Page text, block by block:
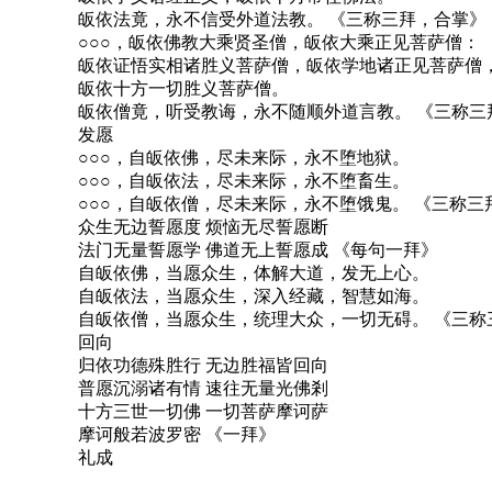
皈依法竟，永不信受外道法教。 《三称三拜，合掌》
○○○，皈依佛教大乘贤圣僧，皈依大乘正见菩萨僧：
皈依证悟实相诸胜义菩萨僧，皈依学地诸正见菩萨僧，
皈依十方一切胜义菩萨僧。
皈依僧竟，听受教诲，永不随顺外道言教。 《三称三
发愿
○○○，自皈依佛，尽未来际，永不堕地狱。
○○○，自皈依法，尽未来际，永不堕畜生。
○○○，自皈依僧，尽未来际，永不堕饿鬼。 《三称三
众生无边誓愿度 烦恼无尽誓愿断
法门无量誓愿学 佛道无上誓愿成 《每句一拜》
自皈依佛，当愿众生，体解大道，发无上心。
自皈依法，当愿众生，深入经藏，智慧如海。
自皈依僧，当愿众生，统理大众，一切无碍。 《三称
回向
归依功德殊胜行 无边胜福皆回向
普愿沉溺诸有情 速往无量光佛剎
十方三世一切佛 一切菩萨摩诃萨
摩诃般若波罗密 《一拜》
礼成